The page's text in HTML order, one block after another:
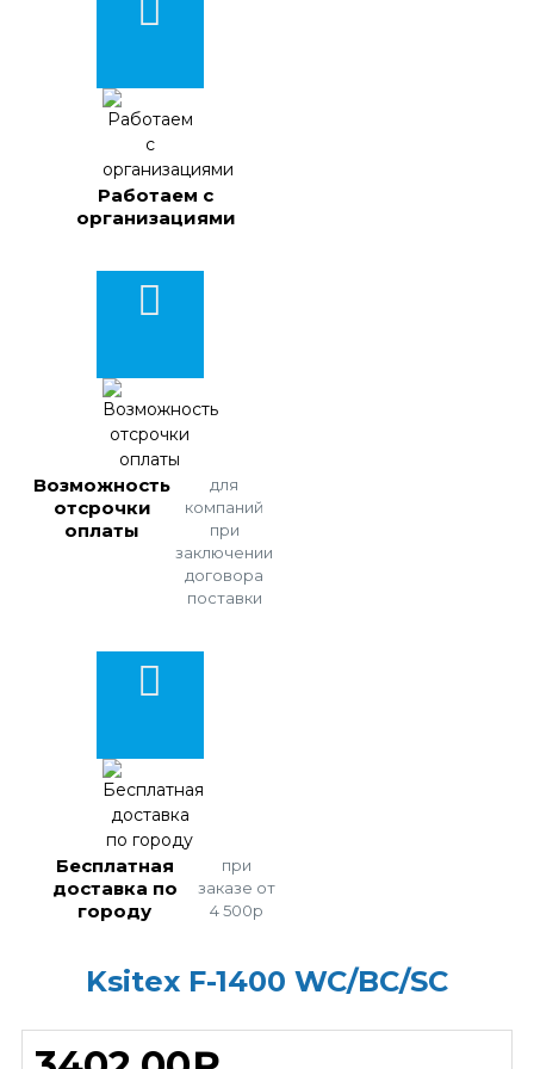
Работаем с
организациями
Возможность
отсрочки
оплаты
для
компаний
при
заключении
договора
поставки
Бесплатная
доставка по
городу
при
заказе от
4 500р
Ksitex F-1400 WC/BC/SC